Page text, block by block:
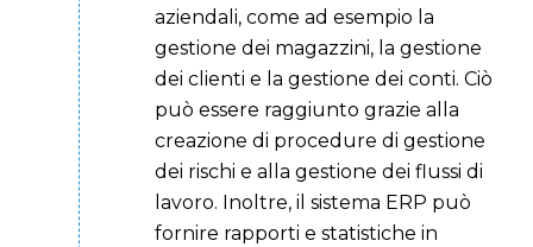
aziendali, come ad esempio la
gestione dei magazzini, la gestione
dei clienti e la gestione dei conti. Ciò
può essere raggiunto grazie alla
creazione di procedure di gestione
dei rischi e alla gestione dei flussi di
lavoro. Inoltre, il sistema ERP può
fornire rapporti e statistiche in